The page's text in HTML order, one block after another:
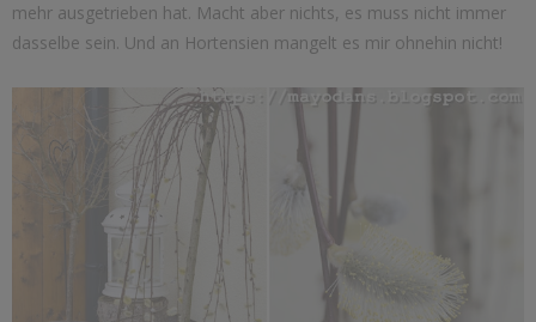
mehr ausgetrieben hat. Macht aber nichts, es muss nicht immer
dasselbe sein. Und an Hortensien mangelt es mir ohnehin nicht!